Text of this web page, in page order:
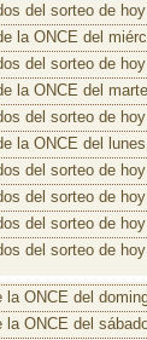
del sorteo de
la ONCE del
del sorteo de
la ONCE del
del sorteo de
la ONCE del
del sorteo de
del sorteo de
del sorteo de
del sorteo de
ONCE del
ONCE del